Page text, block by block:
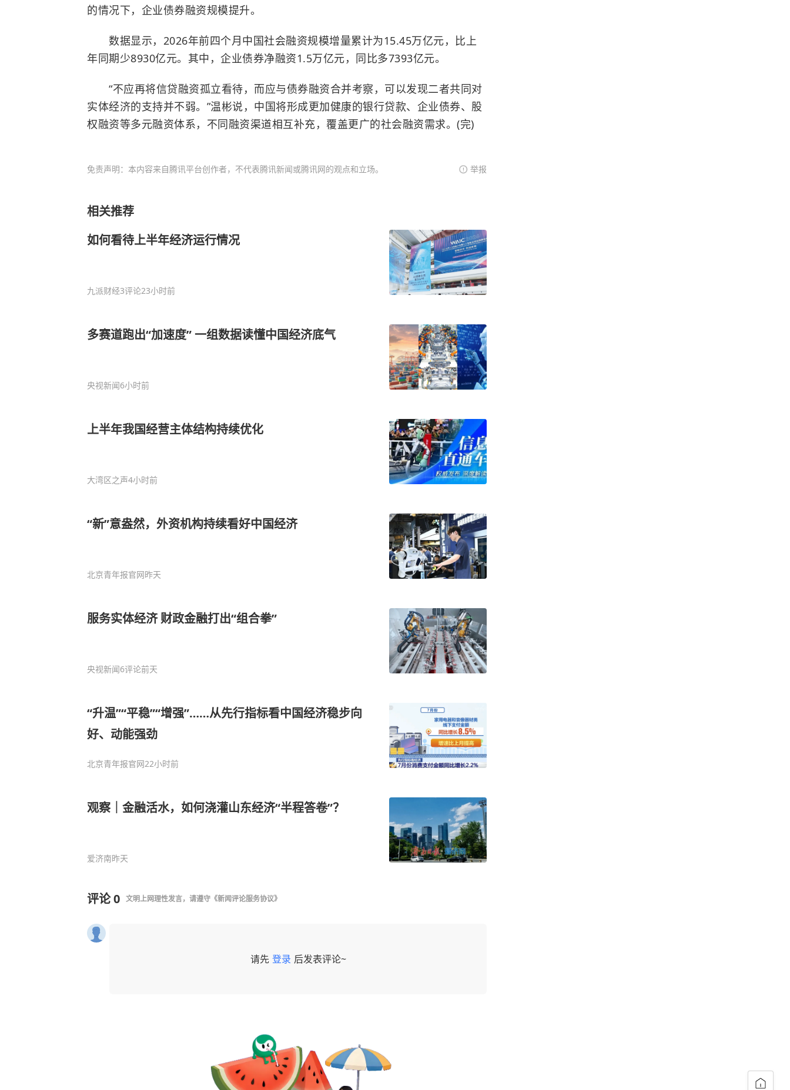
的情况下，企业债券融资规模提升。
数据显示，2026年前四个月中国社会融资规模增量累计为15.45万亿元，比上
年同期少8930亿元。其中，企业债券净融资1.5万亿元，同比多7393亿元。
“不应再将信贷融资孤立看待，而应与债券融资合并考察，可以发现二者共同对
实体经济的支持并不弱。”温彬说，中国将形成更加健康的银行贷款、企业债券、股
权融资等多元融资体系，不同融资渠道相互补充，覆盖更广的社会融资需求。(完)
免责声明：本内容来自腾讯平台创作者，不代表腾讯新闻或腾讯网的观点和立场。 举报
相关推荐
如何看待上半年经济运行情况
九派财经3评论23小时前
多赛道跑出“加速度” 一组数据读懂中国经济底气
央视新闻6小时前
上半年我国经营主体结构持续优化
大湾区之声4小时前
“新”意盎然，外资机构持续看好中国经济
北京青年报官网昨天
服务实体经济 财政金融打出“组合拳”
央视新闻6评论前天
“升温”“平稳”“增强”……从先行指标看中国经济稳步向
好、动能强劲
北京青年报官网22小时前
观察｜金融活水，如何浇灌山东经济“半程答卷”？
爱济南昨天
评论0 文明上网理性发言，请遵守 《新闻评论服务协议》
请先 登录 后发表评论~